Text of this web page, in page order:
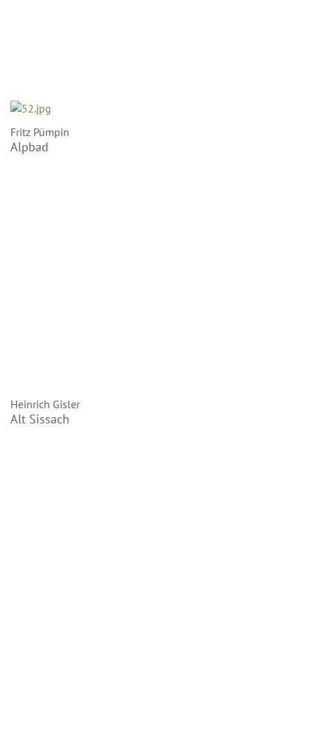
Fritz Pümpin
Alpbad
Heinrich Gisler
Alt Sissach